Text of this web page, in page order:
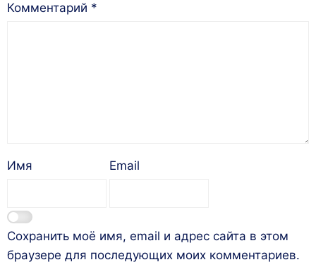
Комментарий *
Имя Email
Сохранить моё имя, email и адрес сайта в этом
браузере для последующих моих комментариев.